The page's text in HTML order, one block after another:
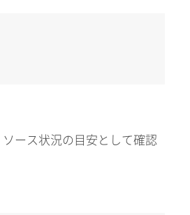
ース状況の目安として確認